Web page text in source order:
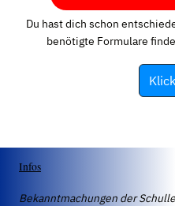
Du hast dich schon
benötigte Formulare
Infos
Bekanntmachungen der